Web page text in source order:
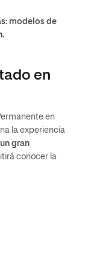
modelos de
en
en
la experiencia
gran
conocer la